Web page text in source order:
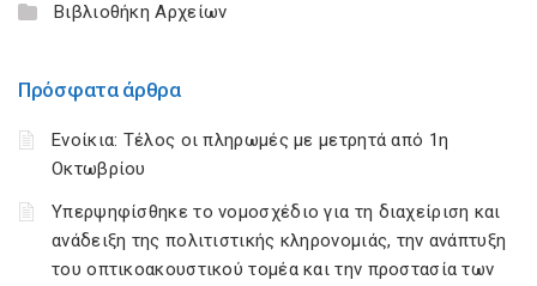
Βιβλιοθήκη Αρχείων
Πρόσφατα άρθρα
Ενοίκια: Τέλος οι πληρωμές με μετρητά από 1η
Οκτωβρίου
Υπερψηφίσθηκε το νομοσχέδιο για τη διαχείριση και
ανάδειξη της πολιτιστικής κληρονομιάς, την ανάπτυξη
του οπτικοακουστικού τομέα και την προστασία των